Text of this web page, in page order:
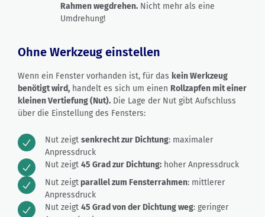
Rahmen wegdrehen. Nicht mehr als eine
Umdrehung!
Ohne Werkzeug einstellen
Wenn ein Fenster vorhanden ist, für das kein Werkzeug
benötigt wird, handelt es sich um einen Rollzapfen mit einer
kleinen Vertiefung (Nut). Die Lage der Nut gibt Aufschluss
über die Einstellung des Fensters:
Nut zeigt senkrecht zur Dichtung: maximaler
Anpressdruck
Nut zeigt 45 Grad zur Dichtung: hoher Anpressdruck
Nut zeigt parallel zum Fensterrahmen: mittlerer
Anpressdruck
Nut zeigt 45 Grad von der Dichtung weg: geringer